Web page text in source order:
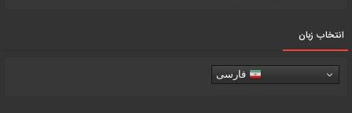
انتخاب زبان
فارسی